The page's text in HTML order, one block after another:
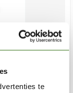
te
- AK11144